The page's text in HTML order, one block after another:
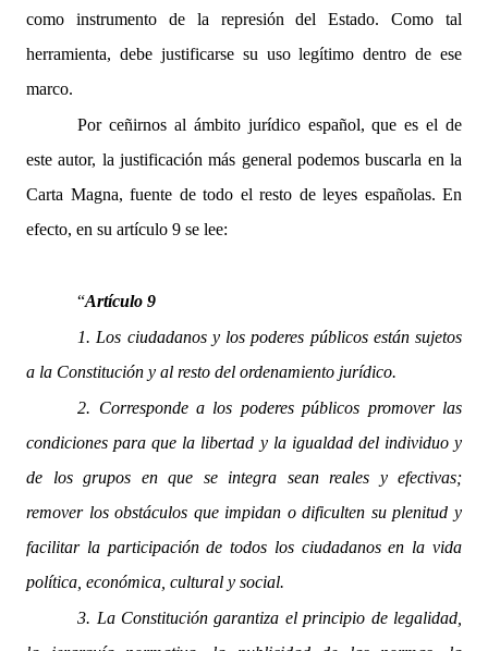
como instrumento de la represión del Estado. Como tal
herramienta, debe justificarse su uso legítimo dentro de ese
marco.
Por ceñirnos al ámbito jurídico español, que es el de
este autor, la justificación más general podemos buscarla en la
Carta Magna, fuente de todo el resto de leyes españolas. En
efecto, en su artículo 9 se lee:
“Artículo 9
1. Los ciudadanos y los poderes públicos están sujetos
a la Constitución y al resto del ordenamiento jurídico.
2. Corresponde a los poderes públicos promover las
condiciones para que la libertad y la igualdad del individuo y
de los grupos en que se integra sean reales y efectivas;
remover los obstáculos que impidan o dificulten su plenitud y
facilitar la participación de todos los ciudadanos en la vida
política, económica, cultural y social.
3. La Constitución garantiza el principio de legalidad,